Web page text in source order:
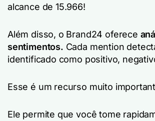
alcance de 15.966!
Além disso, o Brand24 oferece
sentimentos. Cada mention
identificado como positivo,
Esse é um recurso muito
Ele permite que você tome